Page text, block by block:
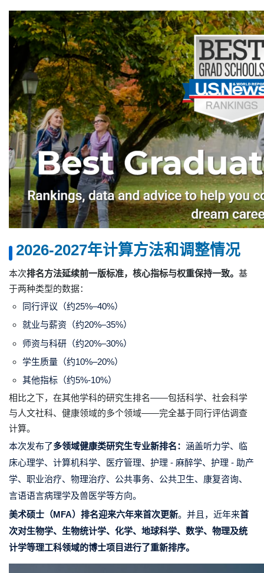
2026-2027年计算方法和调整情况
本次排名方法延续前一版标准，核心指标与权重保持一致。 基
于两种类型的数据：
同行评议（约25%–40%）
就业与薪资（约20%–35%）
师资与科研（约20%–30%）
学生质量（约10%–20%）
其他指标（约5%-10%）
相比之下，在其他学科的研究生排名——包括科学、社会科学
与人文社科、健康领域的多个领域——完全基于同行评估调查
计算。
本次发布了多领域健康类研究生专业新排名： 涵盖听力学、 临
床心理学、计算机科学、医疗管理、护理 - 麻醉学、护理 - 助产
学、职业治疗、物理治疗、公共事务、公共卫生、康复咨询、
言语语言病理学及兽医学等方向。
美术硕士（MFA）排名迎来六年来首次更新。并且，近年来首
次对生物学、生物统计学、化学、地球科学、数学、物理及统
计学等理工科领域的博士项目进行了重新排序。